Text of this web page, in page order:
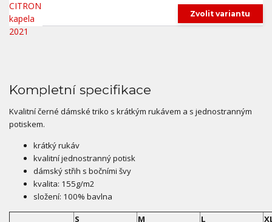
Zvolit variantu
Kompletní specifikace
Kvalitní černé dámské triko s krátkým rukávem a s jednostranným
potiskem.
krátký rukáv
kvalitní jednostranný potisk
dámský střih s bočními švy
kvalita: 155g/m2
složení: 100% bavlna
S M L